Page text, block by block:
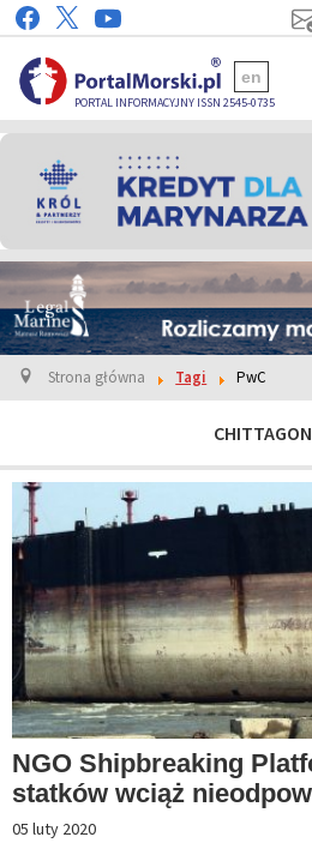
PORTAL INFORMACYJNY ISSN 2545-0735
en
Strona główna Tagi PwC
NGO Shipbreaking
statków wciąż
05 luty 2020